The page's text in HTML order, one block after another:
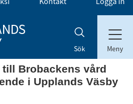
Sök Meny
Brobackens vård
i Upplands Väsby